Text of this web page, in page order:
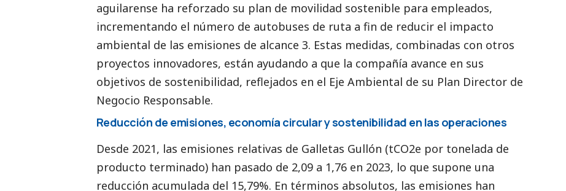
aguilarense ha reforzado su plan de movilidad sostenible para empleados,
incrementando el número de autobuses de ruta a fin de reducir el impacto
ambiental de las emisiones de alcance 3. Estas medidas, combinadas con otros
proyectos innovadores, están ayudando a que la compañía avance en sus
objetivos de sostenibilidad, reflejados en el Eje Ambiental de su Plan Director de
Negocio Responsable.
Reducción de emisiones, economía circular y sostenibilidad en las operaciones
Desde 2021, las emisiones relativas de Galletas Gullón (tCO2e por tonelada de
producto terminado) han pasado de 2,09 a 1,76 en 2023, lo que supone una
reducción acumulada del 15,79%. En términos absolutos, las emisiones han